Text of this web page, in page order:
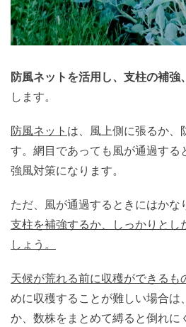
防風ネットを活用し、支柱の補強
します。
防風ネット は、風上側に張るか、
す。網目であっても風が通過する
強風対策になります。
ただ、風が通過するときにはかな
支柱を補強するか、しっかりとし
しょう。
天候が荒れる前に収穫ができるも
めに収穫することが難しい場合は
か、数株をまとめて縛ると倒れに